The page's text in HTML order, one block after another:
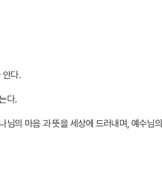
안다.
다.
님의 마음 과 뜻을 세상에 드러내며, 예수님의